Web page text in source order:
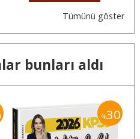
Tümünü göster
bunları aldı
%30